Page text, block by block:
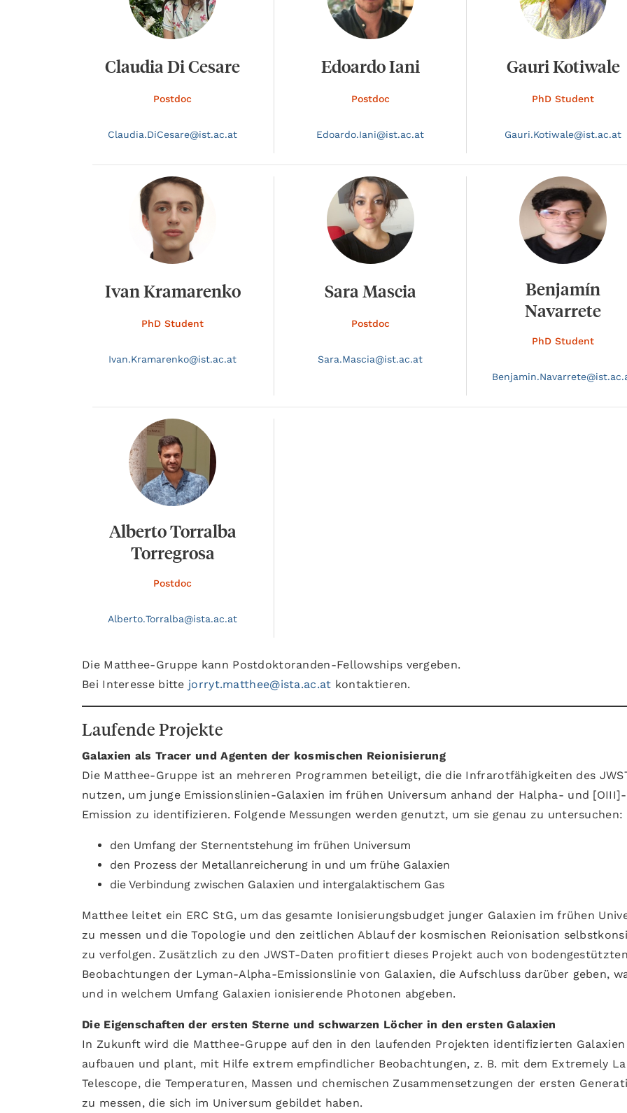
Claudia Di Cesare
Postdoc
Claudia.DiCesare@ist.ac.at
Edoardo Iani
Postdoc
Edoardo.Iani@ist.ac.at
Gauri Kotiwale
PhD Student
Gauri.Kotiwale@ist.ac.at
Ivan Kramarenko
PhD Student
Ivan.Kramarenko@ist.ac.at
Sara Mascia
Postdoc
Sara.Mascia@ist.ac.at
Benjamín
Navarrete
PhD Student
Benjamin.Navarrete@
Alberto Torralba
Torregrosa
Postdoc
Alberto.Torralba@ista.ac.at
Die Matthee-Gruppe kann Postdoktoranden-Fellowships vergeben.
Bei Interesse bitte jorryt.matthee@ista.ac.at kontaktieren.
Laufende Projekte
Galaxien als Tracer und Agenten der kosmischen Reionisierung
Die Matthee-Gruppe ist an mehreren Programmen beteiligt, die die Infrarotfähigkeiten des
nutzen, um junge Emissionslinien-Galaxien im frühen Universum anhand der Halpha- und [OIII]-
Emission zu identifizieren. Folgende Messungen werden genutzt, um sie genau zu untersuchen:
den Umfang der Sternentstehung im frühen Universum
den Prozess der Metallanreicherung in und um frühe Galaxien
die Verbindung zwischen Galaxien und intergalaktischem Gas
Matthee leitet ein ERC StG, um das gesamte Ionisierungsbudget junger Galaxien im frühen
zu messen und die Topologie und den zeitlichen Ablauf der kosmischen Reionisation
zu verfolgen. Zusätzlich zu den JWST-Daten profitiert dieses Projekt auch von
Beobachtungen der Lyman-Alpha-Emissionslinie von Galaxien, die Aufschluss darüber geben,
und in welchem Umfang Galaxien ionisierende Photonen abgeben.
Die Eigenschaften der ersten Sterne und schwarzen Löcher in den ersten Galaxien
In Zukunft wird die Matthee-Gruppe auf den in den laufenden Projekten identifizierten Galaxien
aufbauen und plant, mit Hilfe extrem empfindlicher Beobachtungen, z. B. mit dem Extremely
Telescope, die Temperaturen, Massen und chemischen Zusammensetzungen der ersten
zu messen, die sich im Universum gebildet haben.